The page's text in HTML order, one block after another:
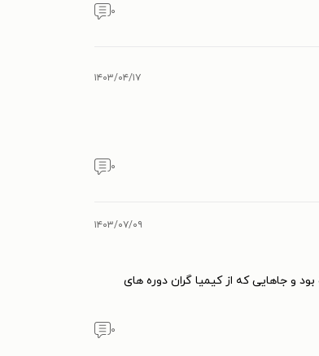
۰
۱۴۰۳/۰۴/۱۷
۰
۱۴۰۳/۰۷/۰۹
و جاهایی که از کیمیا گران دوره های
۰